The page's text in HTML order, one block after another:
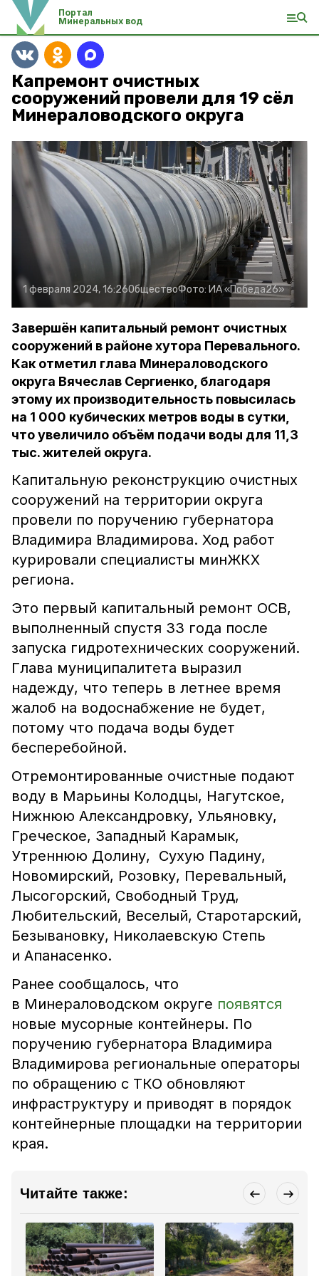
Портал
Минеральных вод
Капремонт очистных
сооружений провели для 19 сёл
Минераловодского округа
1 февраля 2024, 16:26ОбществоФото: ИА «Победа26»
Завершён капитальный ремонт очистных
сооружений в районе хутора Перевального.
Как отметил глава Минераловодского
округа Вячеслав Сергиенко, благодаря
этому их производительность повысилась
на 1 000 кубических метров воды в сутки,
что увеличило объём подачи воды для 11,3
тыс. жителей округа.
Капитальную реконструкцию очистных
сооружений на территории округа
провели по поручению губернатора
Владимира Владимирова. Ход работ
курировали специалисты минЖКХ
региона.
Это первый капитальный ремонт ОСВ,
выполненный спустя 33 года после
запуска гидротехнических сооружений.
Глава муниципалитета выразил
надежду, что теперь в летнее время
жалоб на водоснабжение не будет,
потому что подача воды будет
бесперебойной.
Отремонтированные очистные подают
воду в Марьины Колодцы, Нагутское,
Нижнюю Александровку, Ульяновку,
Греческое, Западный Карамык,
Утреннюю Долину, Сухую Падину,
Новомирский, Розовку, Перевальный,
Лысогорский, Свободный Труд,
Любительский, Веселый, Старотарский,
Безывановку, Николаевскую Степь
и Апанасенко.
Ранее сообщалось, что
в Минераловодском округе появятся
новые мусорные контейнеры. По
поручению губернатора Владимира
Владимирова региональные операторы
по обращению с ТКО обновляют
инфраструктуру и приводят в порядок
контейнерные площадки на территории
края.
Читайте также: